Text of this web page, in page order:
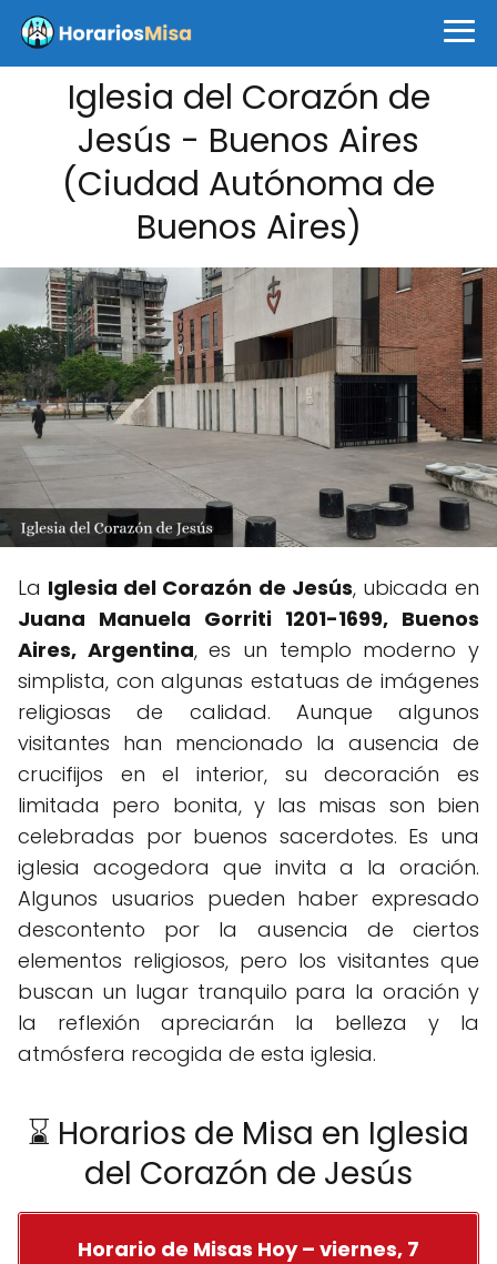
Iglesia del Corazón de
Jesús - Buenos Aires
(Ciudad Autónoma de
Buenos Aires)
La Iglesia del Corazón de Jesús, ubicada en
Juana Manuela Gorriti 1201-1699, Buenos
Aires, Argentina, es un templo moderno y
simplista, con algunas estatuas de imágenes
religiosas de calidad. Aunque algunos
visitantes han mencionado la ausencia de
crucifijos en el interior, su decoración es
limitada pero bonita, y las misas son bien
celebradas por buenos sacerdotes. Es una
iglesia acogedora que invita a la oración.
Algunos usuarios pueden haber expresado
descontento por la ausencia de ciertos
elementos religiosos, pero los visitantes que
buscan un lugar tranquilo para la oración y
la reflexión apreciarán la belleza y la
atmósfera recogida de esta iglesia.
⌛ Horarios de Misa en Iglesia
del Corazón de Jesús
Horario de Misas Hoy – viernes, 7